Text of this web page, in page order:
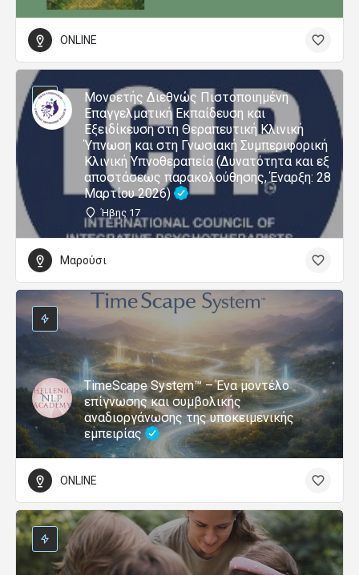
ONLINE
Μονοετής Διεθνώς Πιστοποιημένη
Επαγγελματική Εκπαίδευση και
Εξειδίκευση στη Θεραπευτική Κλινική
Ύπνωση και στη Γνωσιακή Συμπεριφορική
Κλινική Υπνοθεραπεία (Δυνατότητα και εξ
αποστάσεως παρακολούθησης, Έναρξη: 28
Μαρτίου 2026)
Ήβης 17
Μαρούσι
TimeScape System™ – Ένα μοντέλο
επίγνωσης και συμβολικής
αναδιοργάνωσης της υποκειμενικής
εμπειρίας
ONLINE